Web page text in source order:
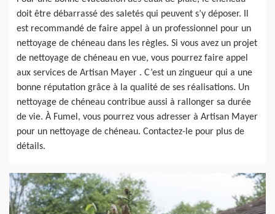
doit être débarrassé des saletés qui peuvent s’y déposer. Il
est recommandé de faire appel à un professionnel pour un
nettoyage de chéneau dans les règles. Si vous avez un projet
de nettoyage de chéneau en vue, vous pourrez faire appel
aux services de Artisan Mayer . C’est un zingueur qui a une
bonne réputation grâce à la qualité de ses réalisations. Un
nettoyage de chéneau contribue aussi à rallonger sa durée
de vie. À Fumel, vous pourrez vous adresser à Artisan Mayer
pour un nettoyage de chéneau. Contactez-le pour plus de
détails.